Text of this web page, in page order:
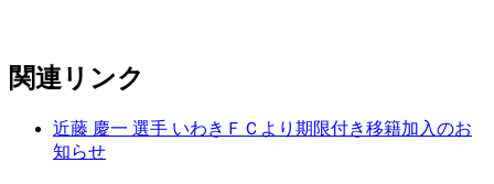
関連リンク
近藤 慶一 選手 いわきＦＣより期限付き移籍加入のお
知らせ